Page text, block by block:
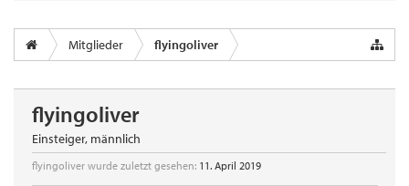
Mitglieder flyingoliver
flyingoliver
Einsteiger, männlich
flyingoliver wurde zuletzt gesehen: 11. April 2019